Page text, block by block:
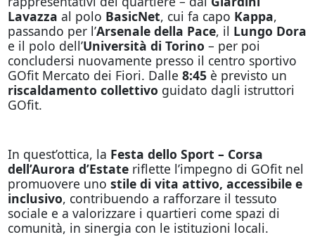
Lavazza al polo BasicNet, cui fa capo Kappa,
passando per l’Arsenale della Pace, il Lungo Dora
e il polo dell’Università di Torino – per poi
concludersi nuovamente presso il centro sportivo
GOfit Mercato dei Fiori. Dalle 8:45è previsto un
riscaldamento collettivo guidato dagli istruttori
GOfit.
In quest’ottica, la Festa dello Sport – Corsa
dell’Aurora d’Estateriflette l’impegno di GOfit nel
promuovere uno stile di vita attivo, accessibile e
inclusivo, contribuendo a rafforzare il tessuto
sociale e a valorizzare i quartieri come spazi di
comunità, in sinergia con le istituzioni locali.